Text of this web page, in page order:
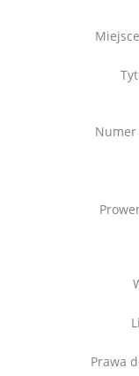
Prawa